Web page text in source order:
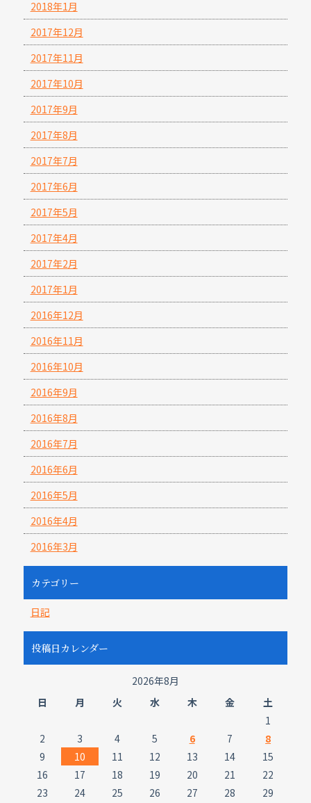
2018年1月
2017年12月
2017年11月
2017年10月
2017年9月
2017年8月
2017年7月
2017年6月
2017年5月
2017年4月
2017年2月
2017年1月
2016年12月
2016年11月
2016年10月
2016年9月
2016年8月
2016年7月
2016年6月
2016年5月
2016年4月
2016年3月
カテゴリー
日記
投稿日カレンダー
2026年8月
日
月 火 水 木 金
土
1
2
3 4 5 6 7
8
9
10 11 12 13 14
15
16
17 18 19 20 21
22
23
24 25 26 27 28 29